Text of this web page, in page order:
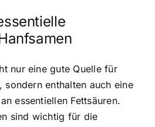
nur eine gute Quelle für
sondern enthalten auch eine
essentiellen Fettsäuren.
sind wichtig für die